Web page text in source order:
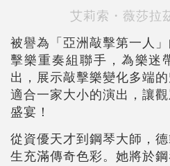
艾莉索・薇莎拉
被譽為「亞洲敲擊第一人
擊樂重奏組聯手，為樂迷
出，展示敲擊樂變化多端
適合一家大小的演出，讓
盛宴！
從資優天才到鋼琴大師，
生充滿傳奇色彩。她將於